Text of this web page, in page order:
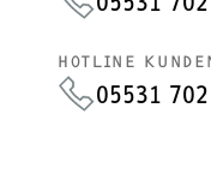
HOTLINE
05531